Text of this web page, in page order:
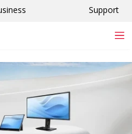
Support